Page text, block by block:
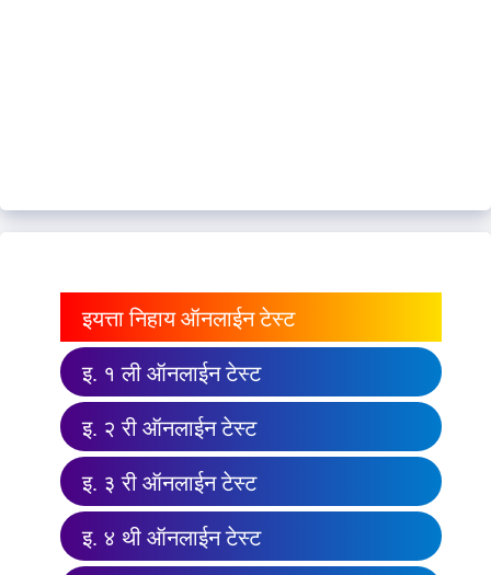
इयत्ता निहाय ऑनलाईन टेस्ट
इ. १ ली ऑनलाईन टेस्ट
इ. २ री ऑनलाईन टेस्ट
इ. ३ री ऑनलाईन टेस्ट
इ. ४ थी ऑनलाईन टेस्ट